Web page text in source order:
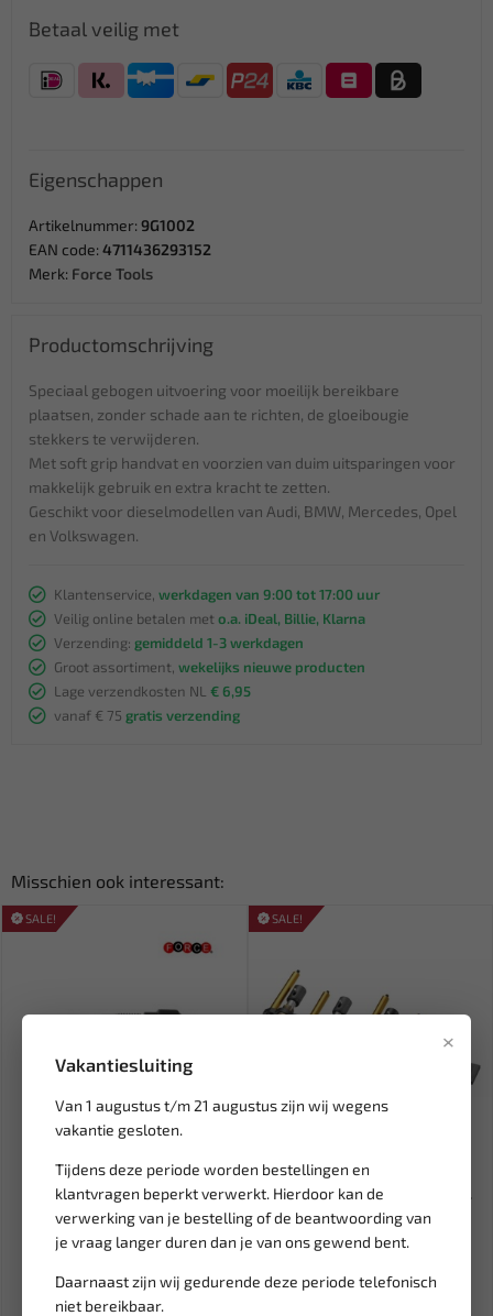
×
Vakantiesluiting
Van 1 augustus t/m 21 augustus zijn wij wegens
vakantie gesloten.
Tijdens deze periode worden bestellingen en
klantvragen beperkt verwerkt. Hierdoor kan de
verwerking van je bestelling of de beantwoording van
je vraag langer duren dan je van ons gewend bent.
Daarnaast zijn wij gedurende deze periode telefonisch
niet bereikbaar.
Betaal veilig met
Eigenschappen
Artikelnummer: 9G1002
EAN code: 4711436293152
Merk: Force Tools
Productomschrijving
Speciaal gebogen uitvoering voor moeilijk bereikbare
plaatsen, zonder schade aan te richten, de gloeibougie
stekkers te verwijderen.
Met soft grip handvat en voorzien van duim uitsparingen voor
makkelijk gebruik en extra kracht te zetten.
Geschikt voor dieselmodellen van Audi, BMW, Mercedes, Opel
en Volkswagen.
Klantenservice, werkdagen van 9:00 tot 17:00 uur
Veilig online betalen met o.a. iDeal, Billie, Klarna
Verzending: gemiddeld 1-3 werkdagen
Groot assortiment, wekelijks nieuwe producten
Lage verzendkosten NL € 6,95
vanaf € 75 gratis verzending
Misschien ook interessant:
SALE!
Leverbaar
FORCE Krukas blokkeer pen
Audi, VW M14 x 1.5 9G130...
8,79
10,35
SALE!
FORCE Brandstof injector
trekker set BMW B36, B38,...
337,30
396,82